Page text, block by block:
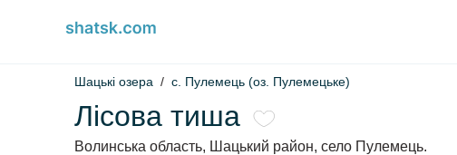
Шацькі озера с. Пулемець (оз. Пулемецьке)
Лісова тиша
Волинська область, Шацький район, село Пулемець.